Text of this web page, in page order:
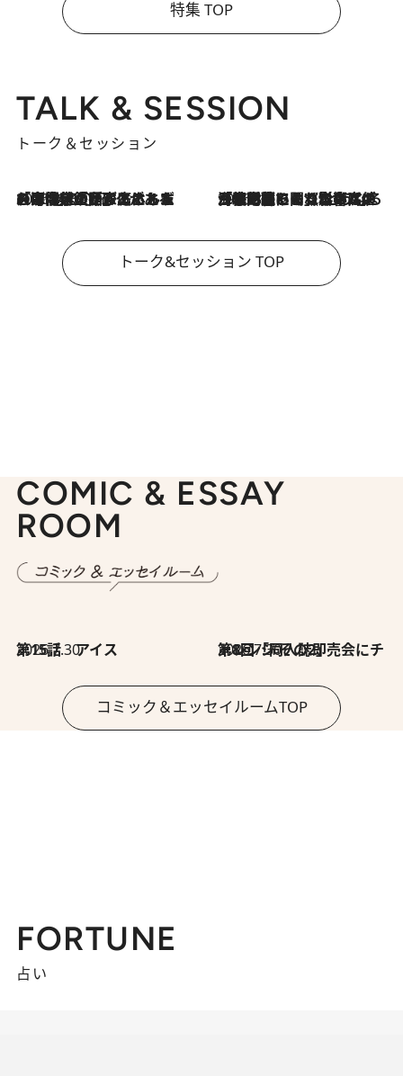
特集 TOP
TALK & SESSION
トーク＆セッション
2026.8.3
「今後値上げがあるとすれば…」「リスクがあるのは今年の冬」エネルギー専門家が語る、ホルムズ海峡封鎖が家庭にもたらす“ある心配” 2026.8.3
「住宅建てられない…」「サーチャージ料の高値が続いている」ホルムズ海峡封鎖による影響はいつまで続く？《エネルギー専門家に聞く“どうなる日本の暮らし”》
トーク&セッション TOP
COMIC & ESSAY
ROOM
2026.7.30
第15話 アイス 2026.7.30
第8回「同人誌即売会にチャレンジ その2」
コミック＆エッセイルームTOP
FORTUNE
占い